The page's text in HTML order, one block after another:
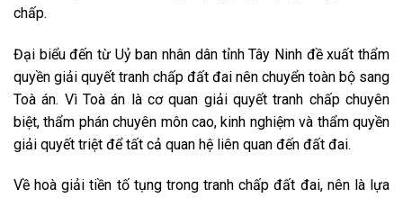
chấp.
Đại biểu đến từ Uỷ ban nhân dân tỉnh Tây Ninh đề xuất thẩm
quyền giải quyết tranh chấp đất đai nên chuyển toàn bộ sang
Toà án. Vì Toà án là cơ quan giải quyết tranh chấp chuyên
biệt, thẩm phán chuyên môn cao, kinh nghiệm và thẩm quyền
giải quyết triệt để tất cả quan hệ liên quan đến đất đai.
Về hoà giải tiền tố tụng trong tranh chấp đất đai, nên là lựa